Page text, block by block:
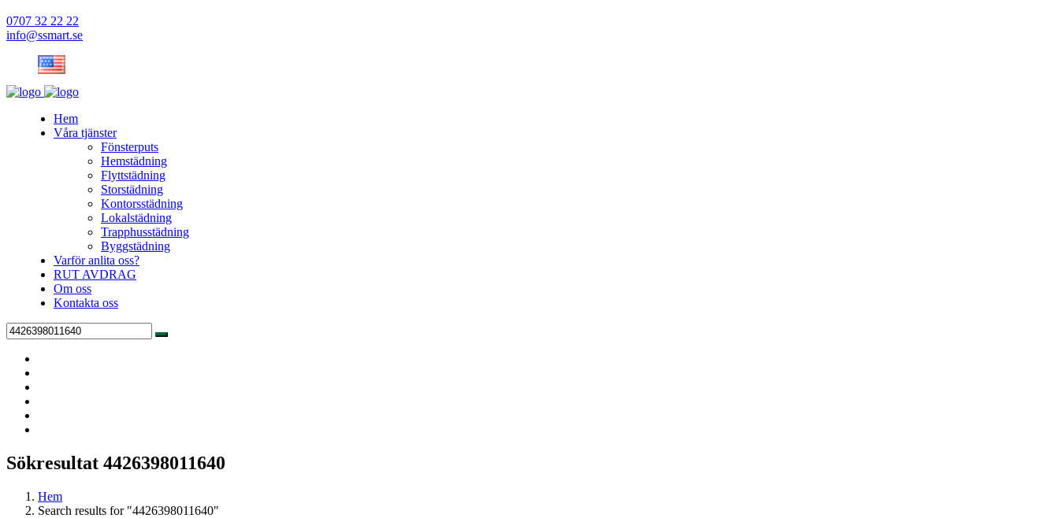
0707 32 22 22
info@ssmart.se
Hem
Våra tjänster
Fönsterputs
Hemstädning
Flyttstädning
Storstädning
Kontorsstädning
Lokalstädning
Trapphusstädning
Byggstädning
Varför anlita oss?
RUT AVDRAG
Om oss
Kontakta oss
Sökresultat 4426398011640
Hem
Search results for "4426398011640"